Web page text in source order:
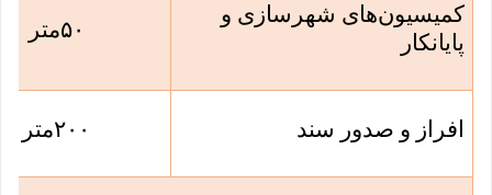
کمیسیون‌های شهرسازی و
پایانکار
۵۰متر
افراز و صدور سند ۲۰۰متر